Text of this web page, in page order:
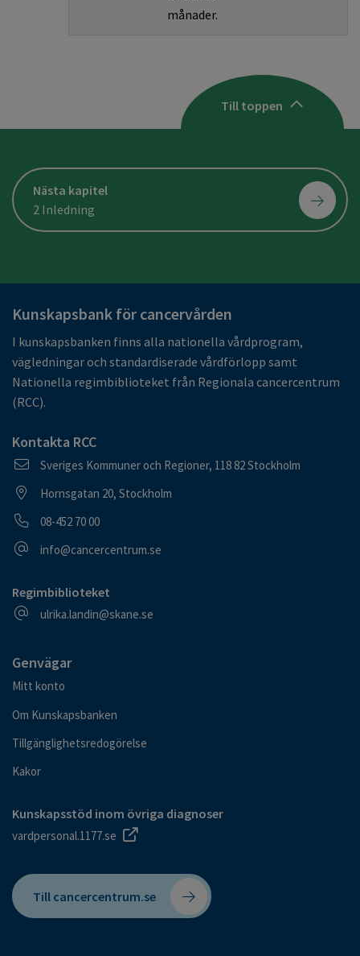
månader.
Till toppen
Nästa kapitel
2 Inledning
Kunskapsbank för cancervården
I kunskapsbanken finns alla nationella vårdprogram,
vägledningar och standardiserade vårdförlopp samt
Nationella regimbiblioteket från Regionala cancercentrum
(RCC).
Kontakta RCC
Postadress
Sveriges Kommuner och Regioner, 118 82 Stockholm
Besöksadress
Hornsgatan 20, Stockholm
Telefonnummer
08-452 70 00
E-postadress
info@cancercentrum.se
Regimbiblioteket
E-postadress
ulrika.landin@skane.se
Genvägar
Mitt konto
Om Kunskapsbanken
Tillgänglighetsredogörelse
Kakor
Kunskapsstöd inom övriga diagnoser
vardpersonal.1177.se
Till cancercentrum.se